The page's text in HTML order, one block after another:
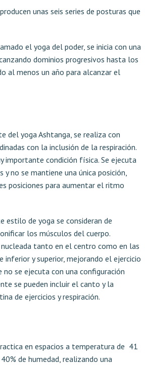
unas seis series de posturas que
el yoga del poder, se inicia con una
dominios progresivos hasta los
al menos un año para alcanzar el
del yoga Ashtanga, se realiza con
con la inclusión de la respiración.
importante condición física. Se ejecuta
no se mantiene una única posición,
posiciones para aumentar el ritmo
estilo de yoga se consideran de
los músculos del cuerpo.
nucleada tanto en el centro como en las
inferior y superior, mejorando el ejercicio
no se ejecuta con una configuración
se pueden incluir el canto y la
de ejercicios y respiración.
en espacios a temperatura de 41
de humedad, realizando una